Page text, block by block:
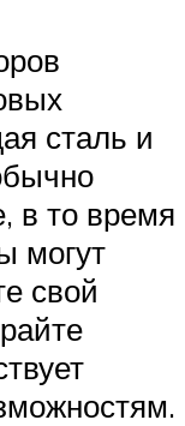
сталь и
в то время
могут
свой